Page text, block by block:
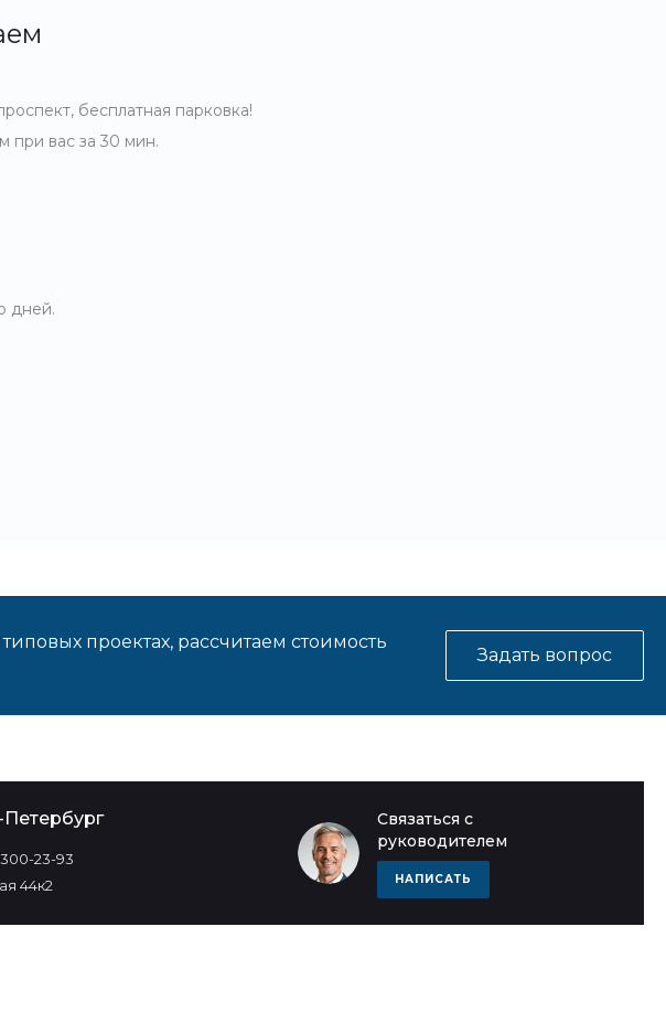
бесплатная парковка!
при вас за 30 мин.
дней.
проектах, рассчитаем стоимость
Задать вопрос
Связаться с
руководителем
НАПИСАТЬ
Петербург
23-93
44к2